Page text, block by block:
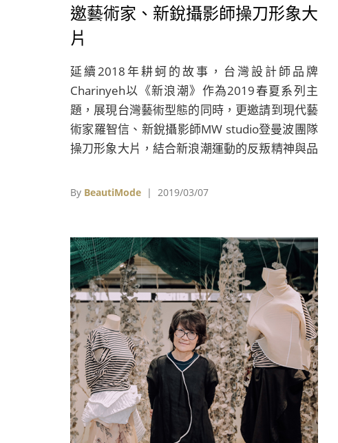
邀藝術家、新銳攝影師操刀形象大
片
延續2018年耕蚵的故事，台灣設計師品牌
Charinyeh以《新浪潮》作為2019春夏系列主
題，展現台灣藝術型態的同時，更邀請到現代藝
術家羅智信、新銳攝影師MW studio登曼波團隊
操刀形象大片，結合新浪潮運動的反叛精神與品
By BeautiMode | 2019/03/07